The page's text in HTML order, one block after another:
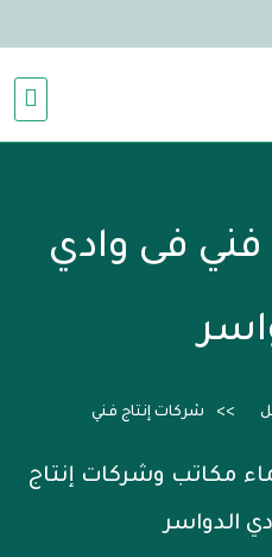
فني فى وادي
شركات إنتاج فني
مكاتب وشركات إنتاج
الدواسر